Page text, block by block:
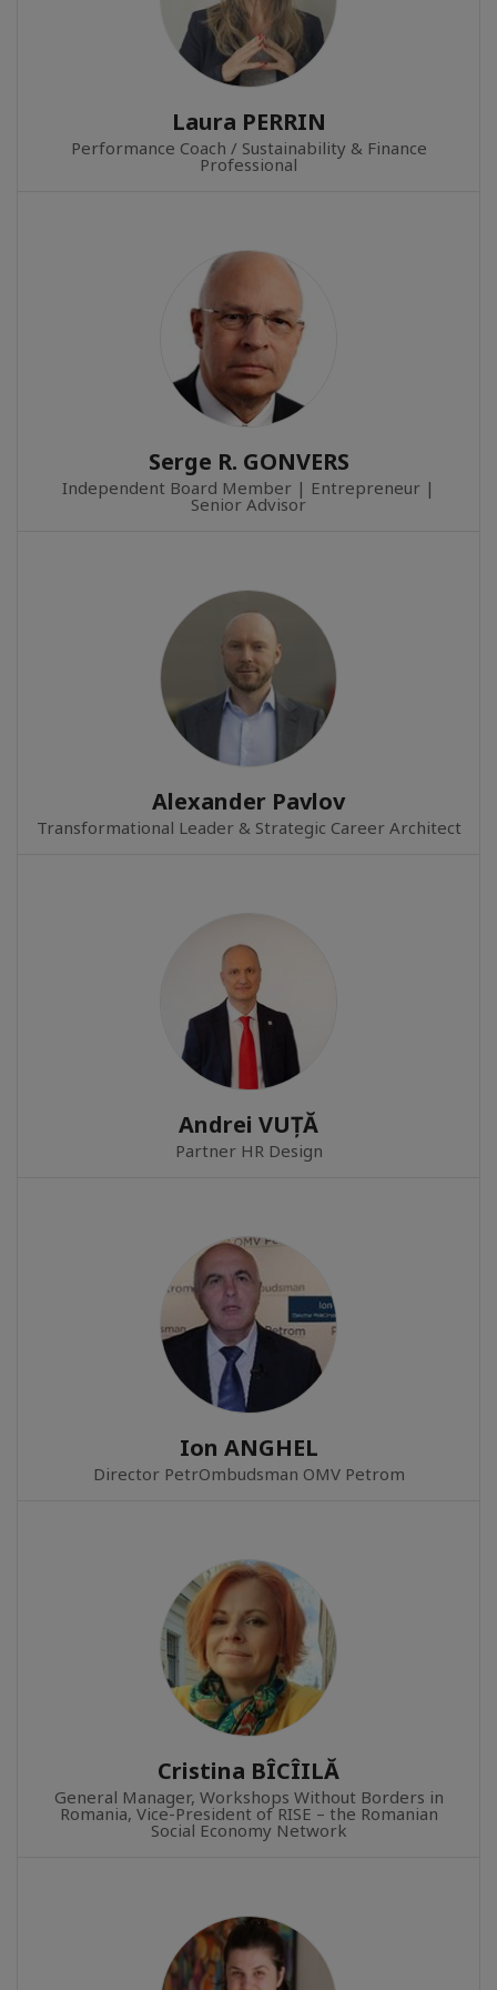
Laura PERRIN
Performance Coach / Sustainability & Finance
Professional
Serge R. GONVERS
Independent Board Member | Entrepreneur |
Senior Advisor
Alexander Pavlov
Transformational Leader & Strategic Career Architect
Andrei VUȚĂ
Partner HR Design
Ion ANGHEL
Director PetrOmbudsman OMV Petrom
Cristina BÎCÎILĂ
General Manager, Workshops Without Borders in
Romania, Vice-President of RISE – the Romanian
Social Economy Network